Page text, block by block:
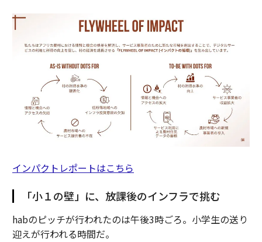
インパクトレポートはこちら
「小１の壁」に、放課後のインフラで挑む
habのピッチが行われたのは午後3時ごろ。小学生の送り
迎えが行われる時間だ。